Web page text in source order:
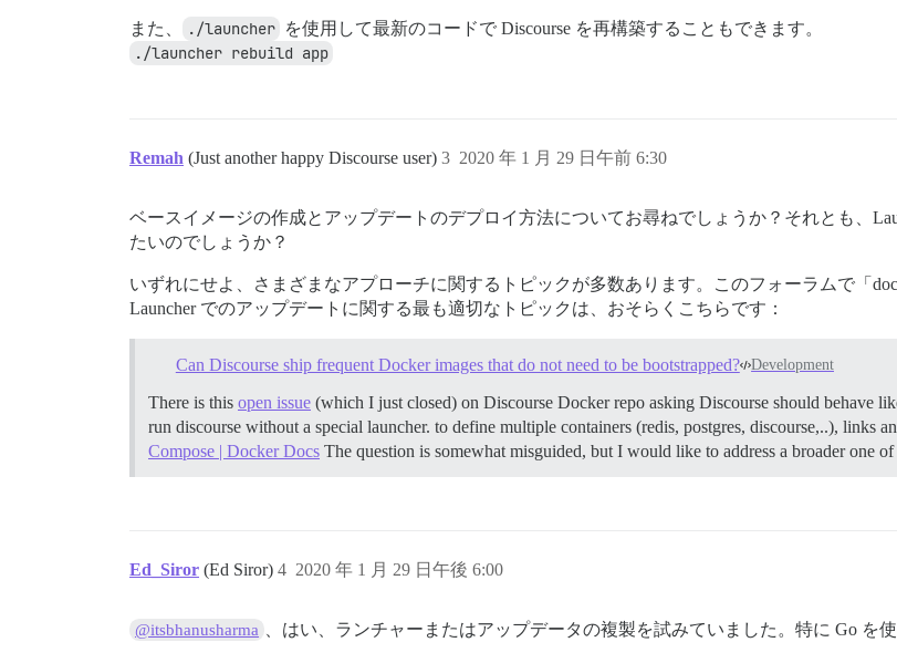
また、 ./launcher を使用して最新のコードで Discourse を再構築することもできます。
./launcher rebuild app
Remah (Just another happy Discourse user) 2020 年 1 月 29 日午前 6:30
3
ベースイメージの作成とアップデートのデプロイ方法についてお尋ねでしょうか？それとも、
たいのでしょうか？
いずれにせよ、さまざまなアプローチに関するトピックが多数あります。このフォーラムで「
Launcher でのアップデートに関する最も適切なトピックは、おそらくこちらです：
Can Discourse ship frequent Docker images that do not need to be bootstrapped? Development
There is this open issue (which I just closed) on Discourse Docker repo asking Discourse should behave
run discourse without a special launcher. to define multiple containers (redis, postgres, discourse,..), links
Compose | Docker Docs The question is somewhat misguided, but I would like to address a broader one
Ed_Siror (Ed Siror) 2020 年 1 月 29 日午後 6:00
4
@itsbhanusharma 、はい、ランチャーまたはアップデータの複製を試みていました。特に Go を